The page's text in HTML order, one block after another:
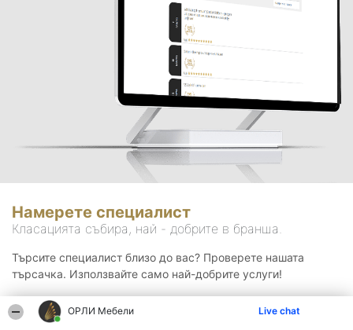
ОРЛИ Мебели Live chat
Намерете специалист
Класацията събира, най - добрите в бранша.
Търсите специалист близо до вас? Проверете нашата
търсачка. Използвайте само най-добрите услуги!